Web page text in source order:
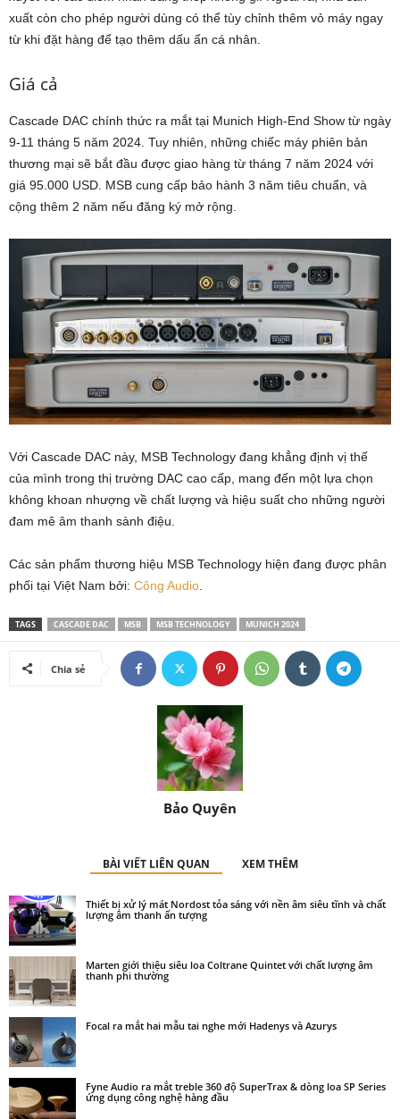
xuất còn cho phép người dùng có thể tùy chỉnh thêm vỏ máy ngay
từ khi đặt hàng để tạo thêm dấu ấn cá nhân.
Giá cả
Cascade DAC chính thức ra mắt tại Munich High-End Show từ ngày
9-11 tháng 5 năm 2024. Tuy nhiên, những chiếc máy phiên bản
thương mại sẽ bắt đầu được giao hàng từ tháng 7 năm 2024 với
giá 95.000 USD. MSB cung cấp bảo hành 3 năm tiêu chuẩn, và
cộng thêm 2 năm nếu đăng ký mở rộng.
Với Cascade DAC này, MSB Technology đang khẳng định vị thế
của mình trong thị trường DAC cao cấp, mang đến một lựa chọn
không khoan nhượng về chất lượng và hiệu suất cho những người
đam mê âm thanh sành điệu.
Các sản phẩm thương hiệu MSB Technology hiện đang được phân
phối tại Việt Nam bởi: Công Audio
TAGS CASCADE DAC MSB MSB TECHNOLOGY MUNICH 2024
Chia sẻ
Bảo Quyên
BÀI VIẾT LIÊN QUAN XEM THÊM
Thiết bị xử lý mát Nordost tỏa sáng với nền âm siêu tĩnh và chất
lượng âm thanh ấn tượng
Marten giới thiệu siêu loa Coltrane Quintet với chất lượng âm
thanh phi thường
Focal ra mắt hai mẫu tai nghe mới Hadenys và Azurys
Fyne Audio ra mắt treble 360 độ SuperTrax & dòng loa SP Series
ứng dụng công nghệ hàng đầu